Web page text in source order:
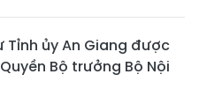
Tỉnh ủy An Giang được
Bộ trưởng Bộ Nội